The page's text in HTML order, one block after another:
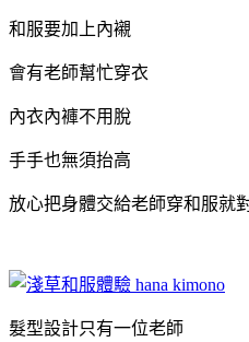
和服要加上內襯
會有老師幫忙穿衣
內衣內褲不用脫
手手也無須抬高
放心把身體交給老師穿和服就
髮型設計只有一位老師